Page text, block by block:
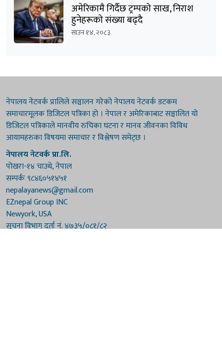
अमेरिकामै गिर्दैछ ट्रम्पको साख, निराश
हुनेहरूको संख्या बढ्दै
साउन १४, २०८३
नेपालय नेटवर्क प्रालिले सञ्चालन गरेको नेपालय नेटवर्क डटकम
समाचारमूलक डिजिटल पत्रिका हो । नेपाल र अमेरिकाबाट सञ्चालित यो
डिजिटल पत्रिकाले मानवीय रुचिका घटना र मानव जीवनका विविध
आयामहरुका विषयमा समाचार र विश्लेषण समेट्छ ।
नेपालय नेटवर्क प्रा.लि.
पोखरा-१४ चाउथे, नेपाल
सम्पर्कः ९८४६०५१४५१
nepalayanews@gmail.com
EZnepal Group INC
Newyork, USA
सूचना विभाग दर्ता नं. ४७३५/०८१/८२